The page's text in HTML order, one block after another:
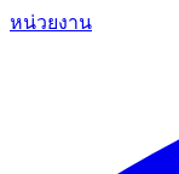
หน่วยงาน